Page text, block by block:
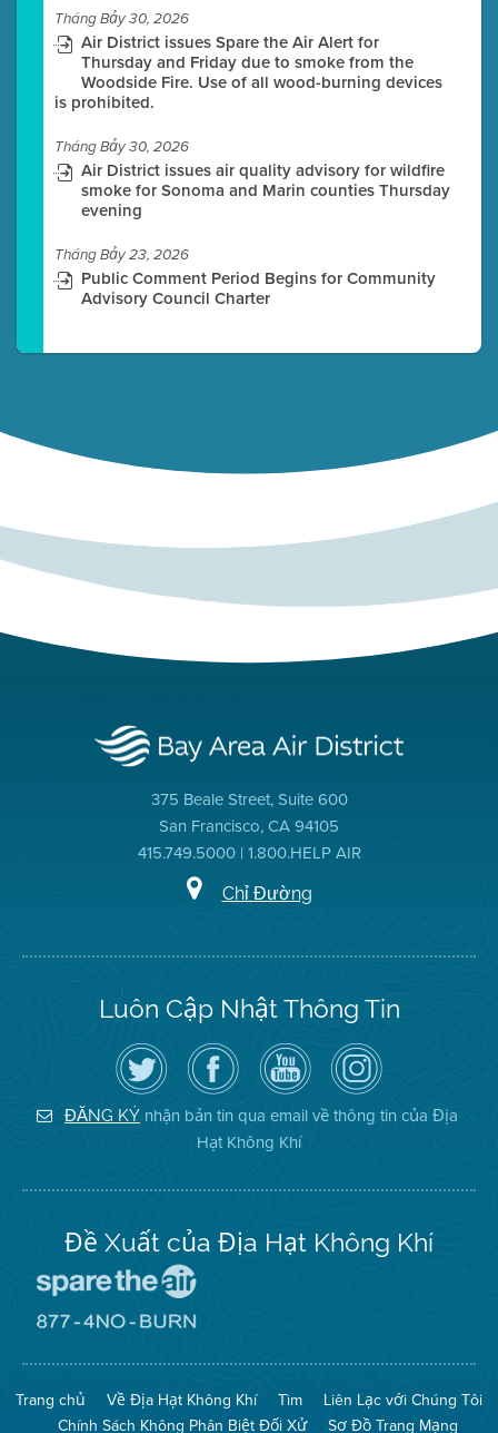
Tháng Bảy 30, 2026
Air District issues Spare the Air Alert for
Thursday and Friday due to smoke from the
Woodside Fire. Use of all wood-burning devices
is prohibited.
Tháng Bảy 30, 2026
Air District issues air quality advisory for wildfire
smoke for Sonoma and Marin counties Thursday
evening
Tháng Bảy 23, 2026
Public Comment Period Begins for Community
Advisory Council Charter
375 Beale Street, Suite 600
San Francisco, CA 94105
415.749.5000 | 1.800.HELP AIR
Chỉ Đường
Luôn Cập Nhật Thông Tin
Hãy
theo
dõi
Địa
Hạt
Không
Truy
cập
Trang
Facebook
của
Địa
Hạt
Kênh
YouTube
của
Địa
Hạt
Không
Khí
Air
District
on
Instagram
ĐĂNG KÝ nhận bản tin qua email về thông tin của Địa
Hạt Không Khí
Đề Xuất của Địa Hạt Không Khí
The
(Bảo
Toàn
Mạng
No
Burn
Trang chủ Về Địa Hạt Không Khí Tìm
Liên Lạc với Chúng Tôi
Chính Sách Không Phân Biệt Đối Xử
Sơ Đồ Trang Mạng